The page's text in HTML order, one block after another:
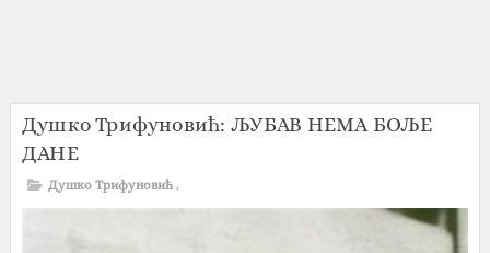
Душко Трифуновић: ЉУБАВ НЕМА БОЉЕ
ДАНЕ
Душко Трифуновић ,